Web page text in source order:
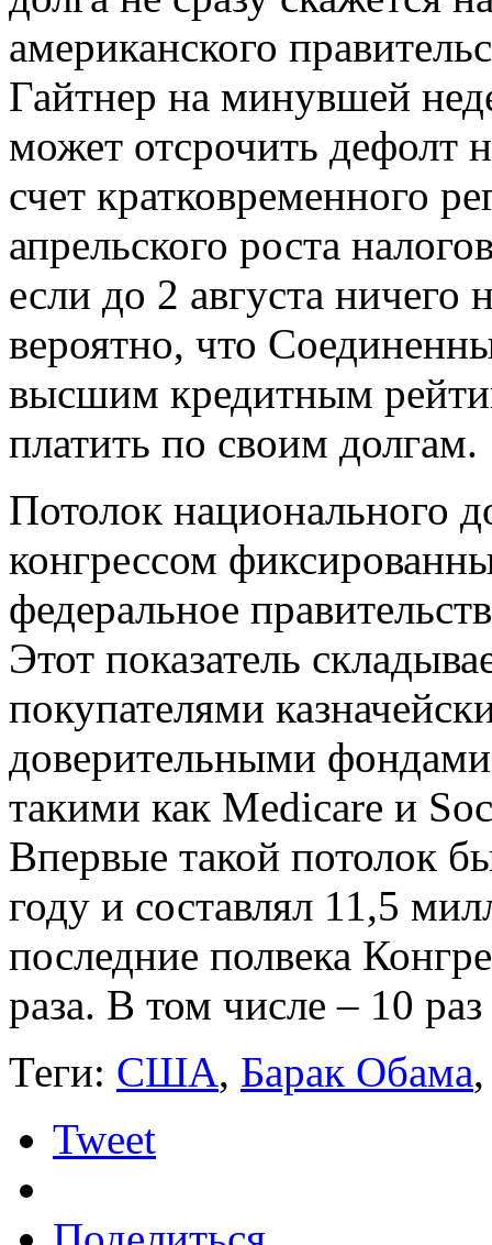
американского
Гайтнер на минувшей
может отсрочить дефолт
счет кратковременного
апрельского роста
если до 2 августа ничего
вероятно, что
высшим кредитным
платить по своим долгам.
Потолок национального
конгрессом
федеральное
Этот показатель
покупателями
доверительными фондами
такими как Medicare и
Впервые такой потолок
году и составлял 11,5
последние полвека
раза. В том числе – 10
Теги: США, Барак Обама
Tweet